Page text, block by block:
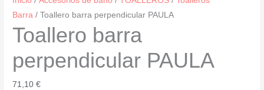
Barra / Toallero barra perpendicular PAULA
Toallero barra
perpendicular PAULA
71,10€